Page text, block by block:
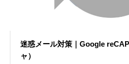
迷惑メール対策｜Google
ャ）